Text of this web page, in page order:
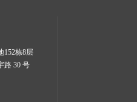
152栋8层
路 30 号